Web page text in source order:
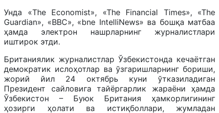
Унда «The Economist», «The Financial Times», «The
Guardian», «BBC», «bne IntelliNews» ва бошқа матбаа
ҳамда электрон нашрларнинг журналистлари
иштирок этди.
Британиялик журналистлар Ўзбекистонда кечаётган
демократик ислоҳотлар ва ўзгаришларнинг бориши,
жорий йил 24 октябрь куни ўтказиладиган
Президент сайловига тайёргарлик жараёни ҳамда
Ўзбекистон – Буюк Британия ҳамкорлигининг
ҳозирги ҳолати ва истиқболлари, жумладан